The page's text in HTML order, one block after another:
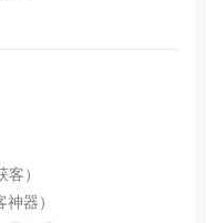
）
器）